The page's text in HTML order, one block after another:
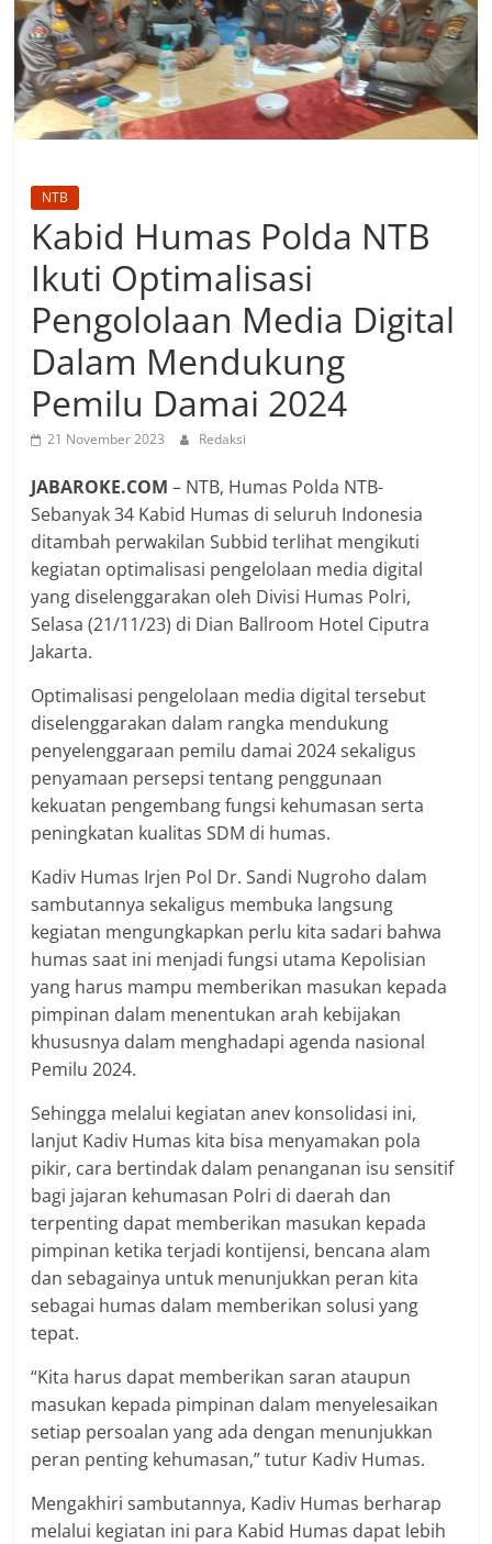
NTB
Kabid Humas Polda NTB
Ikuti Optimalisasi
Pengololaan Media Digital
Dalam Mendukung
Pemilu Damai 2024
21 November 2023 Redaksi
JABAROKE.COM – NTB, Humas Polda NTB-
Sebanyak 34 Kabid Humas di seluruh Indonesia
ditambah perwakilan Subbid terlihat mengikuti
kegiatan optimalisasi pengelolaan media digital
yang diselenggarakan oleh Divisi Humas Polri,
Selasa (21/11/23) di Dian Ballroom Hotel Ciputra
Jakarta.
Optimalisasi pengelolaan media digital tersebut
diselenggarakan dalam rangka mendukung
penyelenggaraan pemilu damai 2024 sekaligus
penyamaan persepsi tentang penggunaan
kekuatan pengembang fungsi kehumasan serta
peningkatan kualitas SDM di humas.
Kadiv Humas Irjen Pol Dr. Sandi Nugroho dalam
sambutannya sekaligus membuka langsung
kegiatan mengungkapkan perlu kita sadari bahwa
humas saat ini menjadi fungsi utama Kepolisian
yang harus mampu memberikan masukan kepada
pimpinan dalam menentukan arah kebijakan
khususnya dalam menghadapi agenda nasional
Pemilu 2024.
Sehingga melalui kegiatan anev konsolidasi ini,
lanjut Kadiv Humas kita bisa menyamakan pola
pikir, cara bertindak dalam penanganan isu sensitif
bagi jajaran kehumasan Polri di daerah dan
terpenting dapat memberikan masukan kepada
pimpinan ketika terjadi kontijensi, bencana alam
dan sebagainya untuk menunjukkan peran kita
sebagai humas dalam memberikan solusi yang
tepat.
“Kita harus dapat memberikan saran ataupun
masukan kepada pimpinan dalam menyelesaikan
setiap persoalan yang ada dengan menunjukkan
peran penting kehumasan,” tutur Kadiv Humas.
Mengakhiri sambutannya, Kadiv Humas berharap
melalui kegiatan ini para Kabid Humas dapat lebih